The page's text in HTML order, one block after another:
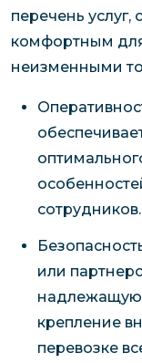
перечень
комфортным
неизменными
сотрудников.
или
надлежащую
крепление
перевозке